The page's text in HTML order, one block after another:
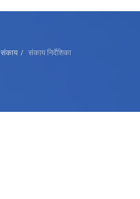
संकाय संकाय निर्देशिका